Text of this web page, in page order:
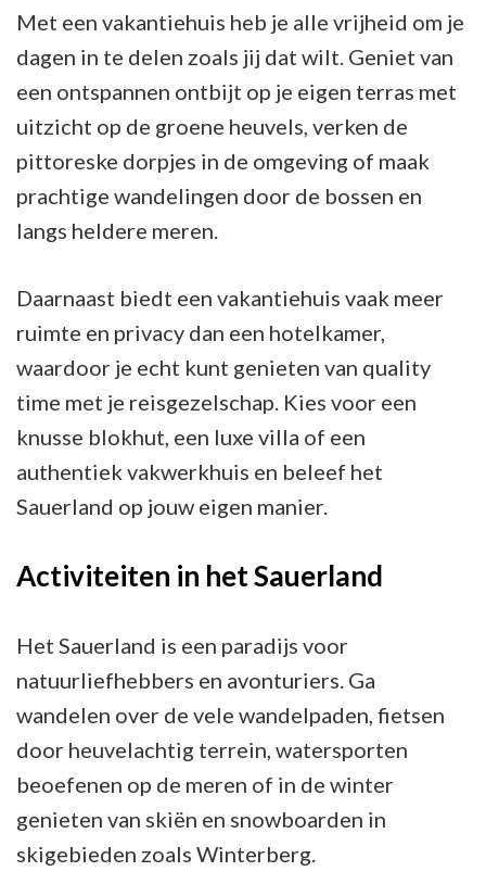
Met een vakantiehuis heb je alle vrijheid om je
dagen in te delen zoals jij dat wilt. Geniet van
een ontspannen ontbijt op je eigen terras met
uitzicht op de groene heuvels, verken de
pittoreske dorpjes in de omgeving of maak
prachtige wandelingen door de bossen en
langs heldere meren.
Daarnaast biedt een vakantiehuis vaak meer
ruimte en privacy dan een hotelkamer,
waardoor je echt kunt genieten van quality
time met je reisgezelschap. Kies voor een
knusse blokhut, een luxe villa of een
authentiek vakwerkhuis en beleef het
Sauerland op jouw eigen manier.
Activiteiten in het Sauerland
Het Sauerland is een paradijs voor
natuurliefhebbers en avonturiers. Ga
wandelen over de vele wandelpaden, fietsen
door heuvelachtig terrein, watersporten
beoefenen op de meren of in de winter
genieten van skiën en snowboarden in
skigebieden zoals Winterberg.